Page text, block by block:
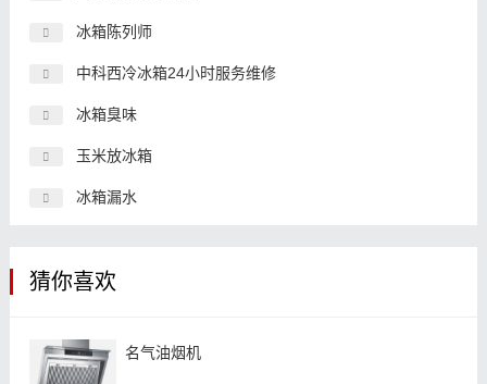
冰箱陈列师
中科西冷冰箱24小时服务维修
冰箱臭味
玉米放冰箱
冰箱漏水
猜你喜欢
名气油烟机